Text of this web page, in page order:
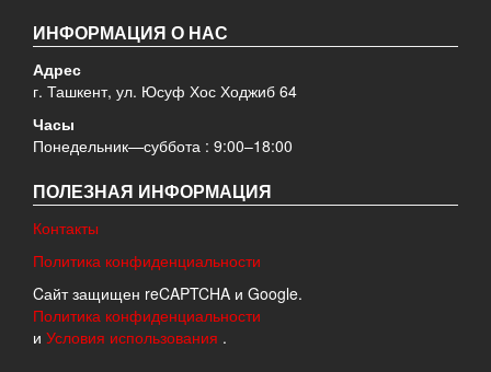
ИНФОРМАЦИЯ О НАС
Адрес
г. Ташкент, ул. Юсуф Хос Ходжиб 64
Часы
Понедельник—суббота : 9:00–18:00
ПОЛЕЗНАЯ ИНФОРМАЦИЯ
Контакты
Политика конфиденциальности
Cайт защищен reCAPTCHA и Google.
Политика конфиденциальности
и Условия использования .